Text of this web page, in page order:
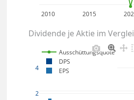
2010 2015
Dividende je Aktie im
2
4
Ausschüttungsquote
DPS
EPS